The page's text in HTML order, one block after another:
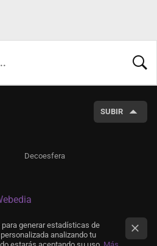
SUBIR
Decoesfera
generar estadísticas de
analizando tu